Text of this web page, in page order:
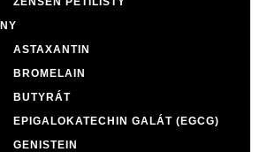
ASTAXANTIN
BROMELAIN
BUTYRÁT
EPIGALOKATECHIN GALÁT (EGCG)
GENISTEIN